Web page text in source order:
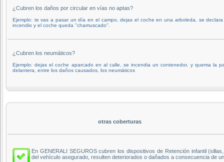
¿Cubren los daños por circular en vías no aptas?
Ejemplo: te vas a pasar un día en el campo, dejas el coche en una arboleda, se
incendio y el coche queda ''chamuscado''.
¿Cubren los neumáticos?
Ejemplo: dejas el coche aparcado en al calle, se incendia un contenedor, y quema la
delantera, entre los daños causados, los neumáticos
otras coberturas
En GENERALI SEGUROS cubren los dispositivos de Retención infantil
del vehículo asegurado, resulten deteriorados o dañados a consecuencia de